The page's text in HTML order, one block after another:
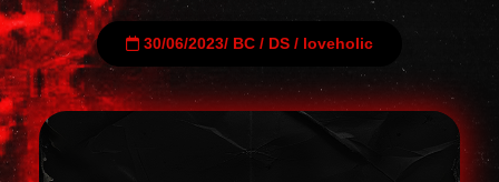
30/06/2023/ BC / DS / loveholic